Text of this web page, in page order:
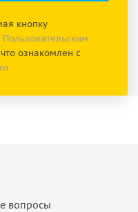
кнопку
Пользовательским
ознакомлен с
вопросы